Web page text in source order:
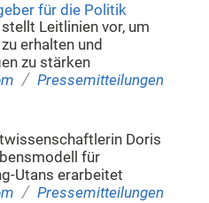
für die Politik
Leitlinien vor, um
erhalten und
zu stärken
/ Pressemitteilungen
Doris
für
Utans erarbeitet
/ Pressemitteilungen